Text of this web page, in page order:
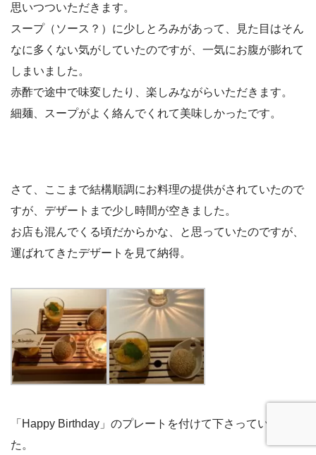
思いつついただきます。
スープ（ソース？）に少しとろみがあって、見た目はそん
なに多くない気がしていたのですが、一気にお腹が膨れて
しまいました。
赤酢で途中で味変したり、楽しみながらいただきます。
細麺、スープがよく絡んでくれて美味しかったです。
さて、ここまで結構順調にお料理の提供がされていたので
すが、デザートまで少し時間が空きました。
お店も混んでくる頃だからかな、と思っていたのですが、
運ばれてきたデザートを見て納得。
「Happy Birthday」のプレートを付けて下さっていまし
た。